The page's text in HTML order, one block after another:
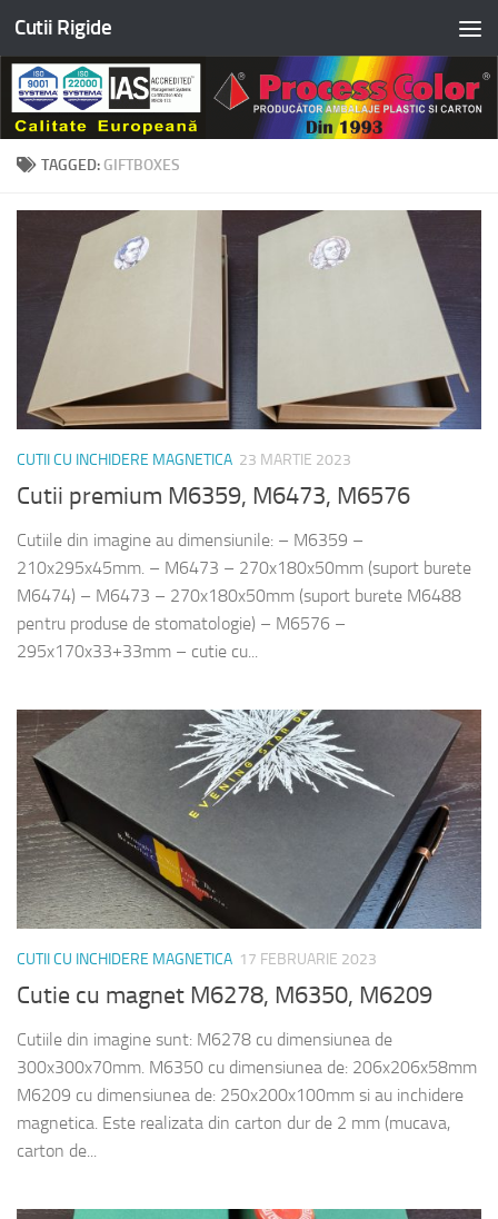
Skip to content
Cutii Rigide
TAGGED: GIFTBOXES
CUTII CU INCHIDERE MAGNETICA 23 MARTIE 2023
Cutii premium M6359, M6473, M6576
Cutiile din imagine au dimensiunile: – M6359 –
210x295x45mm. – M6473 – 270x180x50mm (suport burete
M6474) – M6473 – 270x180x50mm (suport burete M6488
pentru produse de stomatologie) – M6576 –
295x170x33+33mm – cutie cu...
CUTII CU INCHIDERE MAGNETICA 17 FEBRUARIE 2023
Cutie cu magnet M6278, M6350, M6209
Cutiile din imagine sunt: M6278 cu dimensiunea de
300x300x70mm. M6350 cu dimensiunea de: 206x206x58mm
M6209 cu dimensiunea de: 250x200x100mm si au inchidere
magnetica. Este realizata din carton dur de 2 mm (mucava,
carton de...